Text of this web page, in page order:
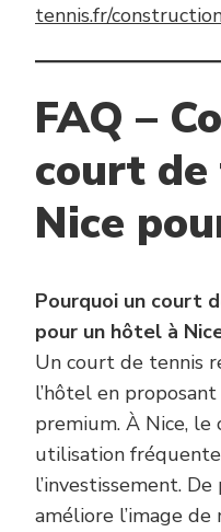
tennis.fr/
FAQ –
court de
Nice
Pourquoi un court
pour un hôtel à
Un court de tennis
l’hôtel en
premium. À Nice,
utilisation
l’investissement.
améliore l’image